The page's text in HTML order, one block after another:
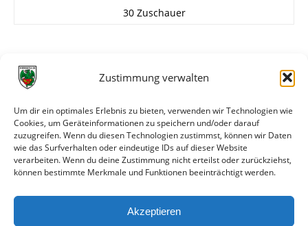
Zustimmung verwalten
Um dir ein optimales Erlebnis zu bieten, verwenden wir Technologien wie
Cookies, um Geräteinformationen zu speichern und/oder darauf
zuzugreifen. Wenn du diesen Technologien zustimmst, können wir Daten
wie das Surfverhalten oder eindeutige IDs auf dieser Website
verarbeiten. Wenn du deine Zustimmung nicht erteilst oder zurückziehst,
können bestimmte Merkmale und Funktionen beeinträchtigt werden.
Akzeptieren
30 Zuschauer
Alle bisherigen Partien der beiden Mannschaften
anzeigen
Das sagen die Medien zum Spiel
Datum Quelle
Titel
03.12.2007
Mainzer
Allgemeine
Wormatia Worms II –
1817 Mainz 1:3 (0:1)